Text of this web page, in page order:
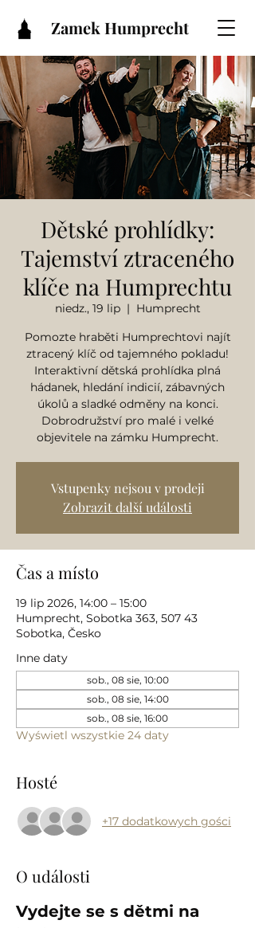
Zamek Humprecht
Dětské prohlídky:
Tajemství ztraceného
klíče na Humprechtu
niedz., 19 lip
  |
Humprecht
Pomozte hraběti Humprechtovi najít
ztracený klíč od tajemného pokladu!
Interaktivní dětská prohlídka plná
hádanek, hledání indicií, zábavných
úkolů a sladké odměny na konci.
Dobrodružství pro malé i velké
objevitele na zámku Humprecht.
Vstupenky nejsou v prodeji
Zobrazit další události
Čas a místo
19 lip 2026, 14:00 – 15:00
Humprecht, Sobotka 363, 507 43
Sobotka, Česko
Inne daty
sob., 08 sie, 10:00
sob., 08 sie, 14:00
sob., 08 sie, 16:00
Wyświetl wszystkie 24 daty
Hosté
+17 dodatkowych gości
O události
Vydejte se s dětmi na